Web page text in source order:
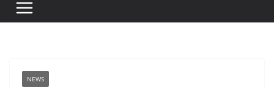
NEWS